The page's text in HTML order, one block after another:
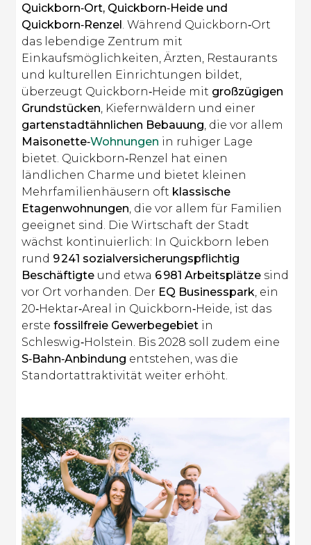
Quickborn‑Ort, Quickborn‑Heide und
Quickborn‑Renzel . Während Quickborn‑Ort
das lebendige Zentrum mit
Einkaufsmöglichkeiten, Ärzten, Restaurants
und kulturellen Einrichtungen bildet,
überzeugt Quickborn‑Heide mit großzügigen
Grundstücken , Kiefernwäldern und einer
gartenstadtähnlichen Bebauung , die vor allem
Maisonette‑Wohnungen in ruhiger Lage
bietet. Quickborn‑Renzel hat einen
ländlichen Charme und bietet kleinen
Mehrfamilienhäusern oft klassische
Etagenwohnungen , die vor allem für Familien
geeignet sind. Die Wirtschaft der Stadt
wächst kontinuierlich: In Quickborn leben
rund 9 241 sozialversicherungspflichtig
Beschäftigte und etwa 6 981 Arbeitsplätze sind
vor Ort vorhanden. Der EQ Businesspark , ein
20‑Hektar‑Areal in Quickborn‑Heide, ist das
erstefossilfreie Gewerbegebiet in
Schleswig‑Holstein. Bis 2028 soll zudem eine
S‑Bahn‑Anbindung entstehen, was die
Standortattraktivität weiter erhöht.